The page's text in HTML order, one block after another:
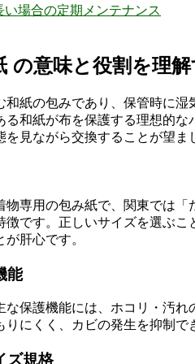
い場合の定期メンテナンス
の意味と役割を理
和紙の包みであり、保管時に
る和紙が布を保護する理想的
を見ながら交換することが望
物専用の包み紙で、関東では
徴です。正しいサイズを選ぶ
肝心です。
能
な保護機能には、ホコリ・汚
りにくく、カビの発生を抑制
ズ規格